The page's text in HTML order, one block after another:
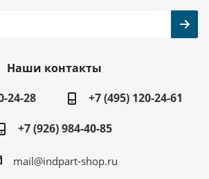
Наши контакты
24-28
+7 (495) 120-24-61
+7 (926) 984-40-85
mail@indpart-shop.ru